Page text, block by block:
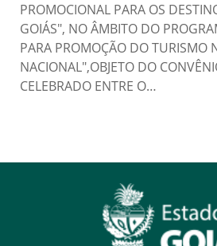
PROMOCIONAL PARA OS
GOIÁS", NO ÂMBITO DO
PARA PROMOÇÃO DO TURISMO
NACIONAL",OBJETO DO
CELEBRADO ENTRE O…